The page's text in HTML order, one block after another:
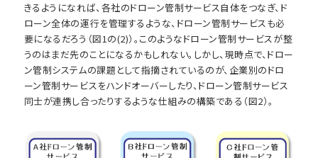
きるようになれば、各社のドローン管制サービス自体をつなぎ、ド
ローン全体の運行を管理するような、ドローン管制サービスも必
要になるだろう（図1の(2)）。このようなドローン管制サービスが整
うのはまだ先のことになるかもしれない。しかし、現時点で、ドロー
ン管制システムの課題として指摘されているのが、企業別のドロ
ーン管制サービスをハンドオーバーしたり、ドローン管制サービス
同士が連携し合ったりするような仕組みの構築である（図2）。